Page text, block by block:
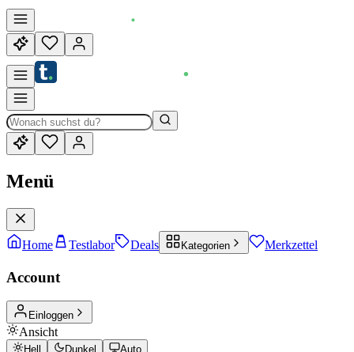
Menü
Home Testlabor Deals Kategorien Merkzettel
Account
Einloggen
Ansicht
Hell Dunkel Auto